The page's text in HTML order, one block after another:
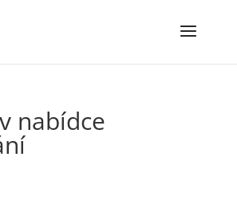
nabídce